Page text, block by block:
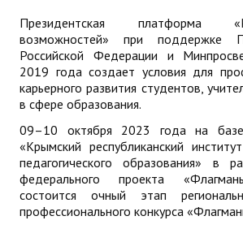
ИНСТИТУТ
Противодействие коррупции
В ПОМОЩЬ УЧИТЕЛЮ
Организация УВП
ГИА
Карта ГИА РК
Президентская платформа
возможностей» при поддержке
Российской Федерации и
2019 года создает условия для
карьерного развития студентов,
в сфере образования.
09–10 октября 2023 года на
«Крымский республиканский
педагогического образования» в
федерального проекта
состоится очный этап
профессионального конкурса